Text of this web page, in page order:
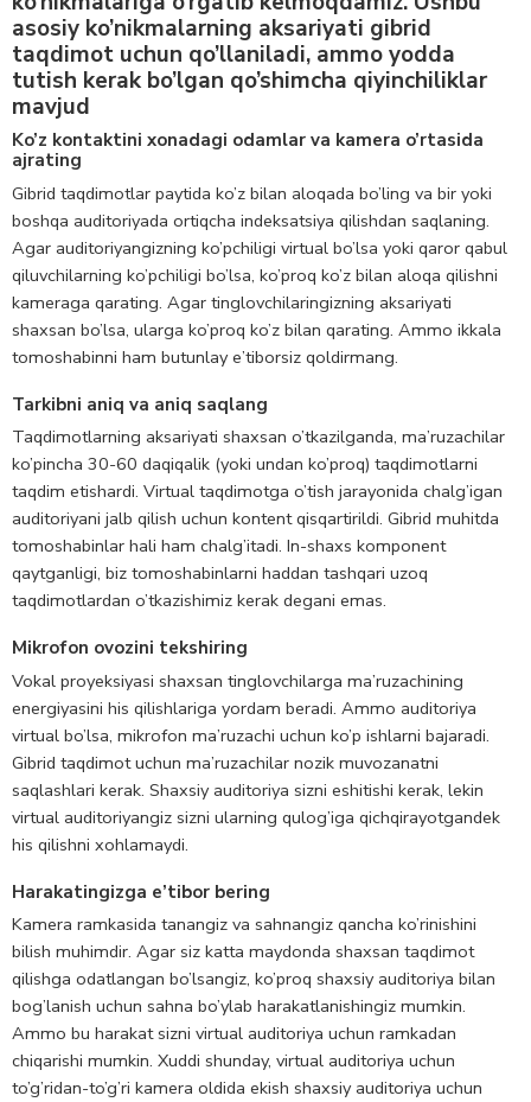
asosiy ko’nikmalarning aksariyati gibrid
taqdimot uchun qo’llaniladi, ammo yodda
tutish kerak bo’lgan qo’shimcha qiyinchiliklar
mavjud
Ko’z kontaktini xonadagi odamlar va kamera o’rtasida
ajrating
Gibrid taqdimotlar paytida ko’z bilan aloqada bo’ling va bir yoki
boshqa auditoriyada ortiqcha indeksatsiya qilishdan saqlaning.
Agar auditoriyangizning ko’pchiligi virtual bo’lsa yoki qaror qabul
qiluvchilarning ko’pchiligi bo’lsa, ko’proq ko’z bilan aloqa qilishni
kameraga qarating. Agar tinglovchilaringizning aksariyati
shaxsan bo’lsa, ularga ko’proq ko’z bilan qarating. Ammo ikkala
tomoshabinni ham butunlay e’tiborsiz qoldirmang.
Tarkibni aniq va aniq saqlang
Taqdimotlarning aksariyati shaxsan o’tkazilganda, ma’ruzachilar
ko’pincha 30-60 daqiqalik (yoki undan ko’proq) taqdimotlarni
taqdim etishardi. Virtual taqdimotga o’tish jarayonida chalg’igan
auditoriyani jalb qilish uchun kontent qisqartirildi. Gibrid muhitda
tomoshabinlar hali ham chalg’itadi. In-shaxs komponent
qaytganligi, biz tomoshabinlarni haddan tashqari uzoq
taqdimotlardan o’tkazishimiz kerak degani emas.
Mikrofon ovozini tekshiring
Vokal proyeksiyasi shaxsan tinglovchilarga ma’ruzachining
energiyasini his qilishlariga yordam beradi. Ammo auditoriya
virtual bo’lsa, mikrofon ma’ruzachi uchun ko’p ishlarni bajaradi.
Gibrid taqdimot uchun ma’ruzachilar nozik muvozanatni
saqlashlari kerak. Shaxsiy auditoriya sizni eshitishi kerak, lekin
virtual auditoriyangiz sizni ularning qulog’iga qichqirayotgandek
his qilishni xohlamaydi.
Harakatingizga e’tibor bering
Kamera ramkasida tanangiz va sahnangiz qancha ko’rinishini
bilish muhimdir. Agar siz katta maydonda shaxsan taqdimot
qilishga odatlangan bo’lsangiz, ko’proq shaxsiy auditoriya bilan
bog’lanish uchun sahna bo’ylab harakatlanishingiz mumkin.
Ammo bu harakat sizni virtual auditoriya uchun ramkadan
chiqarishi mumkin. Xuddi shunday, virtual auditoriya uchun
to’g’ridan-to’g’ri kamera oldida ekish shaxsiy auditoriya uchun